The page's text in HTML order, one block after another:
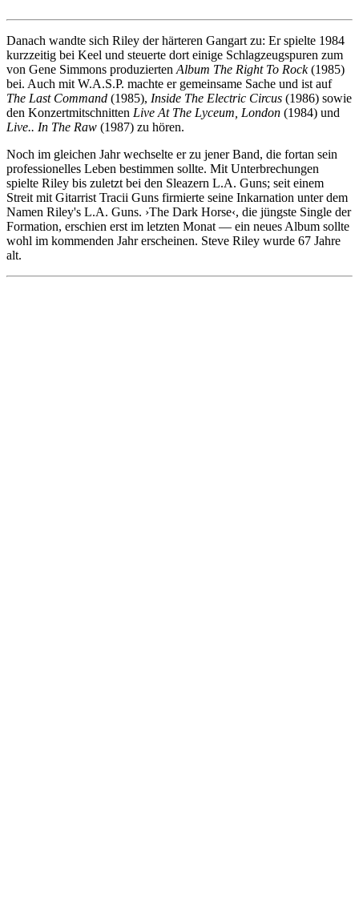
Danach wandte sich Riley der härteren Gangart zu: Er spielte 1984
kurzzeitig bei Keel und steuerte dort einige Schlagzeugspuren zum
von Gene Simmons produzierten Album The Right To Rock(1985)
bei. Auch mit W.A.S.P. machte er gemeinsame Sache und ist auf
The Last Command (1985), Inside The Electric Circus (1986) sowie
den Konzertmitschnitten Live At The Lyceum, London (1984) und
Live.. In The Raw (1987) zu hören.
Noch im gleichen Jahr wechselte er zu jener Band, die fortan sein
professionelles Leben bestimmen sollte. Mit Unterbrechungen
spielte Riley bis zuletzt bei den Sleazern L.A. Guns; seit einem
Streit mit Gitarrist Tracii Guns firmierte seine Inkarnation unter dem
Namen Riley's L.A. Guns. ›The Dark Horse‹, die jüngste Single der
Formation, erschien erst im letzten Monat — ein neues Album sollte
wohl im kommenden Jahr erscheinen. Steve Riley wurde 67 Jahre
alt.